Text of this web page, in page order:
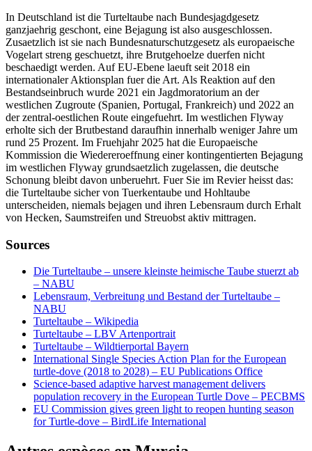
In Deutschland ist die Turteltaube nach Bundesjagdgesetz
ganzjaehrig geschont, eine Bejagung ist also ausgeschlossen.
Zusaetzlich ist sie nach Bundesnaturschutzgesetz als europaeische
Vogelart streng geschuetzt, ihre Brutgehoelze duerfen nicht
beschaedigt werden. Auf EU-Ebene laeuft seit 2018 ein
internationaler Aktionsplan fuer die Art. Als Reaktion auf den
Bestandseinbruch wurde 2021 ein Jagdmoratorium an der
westlichen Zugroute (Spanien, Portugal, Frankreich) und 2022 an
der zentral-oestlichen Route eingefuehrt. Im westlichen Flyway
erholte sich der Brutbestand daraufhin innerhalb weniger Jahre um
rund 25 Prozent. Im Fruehjahr 2025 hat die Europaeische
Kommission die Wiedereroeffnung einer kontingentierten Bejagung
im westlichen Flyway grundsaetzlich zugelassen, die deutsche
Schonung bleibt davon unberuehrt. Fuer Sie im Revier heisst das:
die Turteltaube sicher von Tuerkentaube und Hohltaube
unterscheiden, niemals bejagen und ihren Lebensraum durch Erhalt
von Hecken, Saumstreifen und Streuobst aktiv mittragen.
Sources
Die Turteltaube – unsere kleinste heimische Taube stuerzt ab
– NABU
Lebensraum, Verbreitung und Bestand der Turteltaube –
NABU
Turteltaube – Wikipedia
Turteltaube – LBV Artenportrait
Turteltaube – Wildtierportal Bayern
International Single Species Action Plan for the European
turtle-dove (2018 to 2028) – EU Publications Office
Science-based adaptive harvest management delivers
population recovery in the European Turtle Dove – PECBMS
EU Commission gives green light to reopen hunting season
for Turtle-dove – BirdLife International